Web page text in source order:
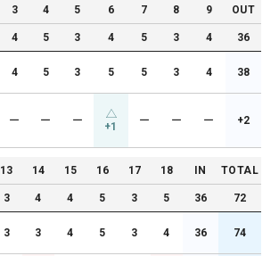
3 4 5 6 7 8 9 OUT
4 5 3 4 5 3 4 36
4 5 3 5 5 3 4 38
ー ー ー +1 ー ー ー +2
13 14 15 16 17 18 IN TOTAL
3 4 4 5 3 5 36 72
3 3 4 5 3 4 36 74